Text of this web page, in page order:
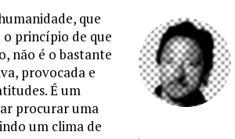
que
princípio de que
não é o bastante
provocada e
É um
procurar uma
um clima de